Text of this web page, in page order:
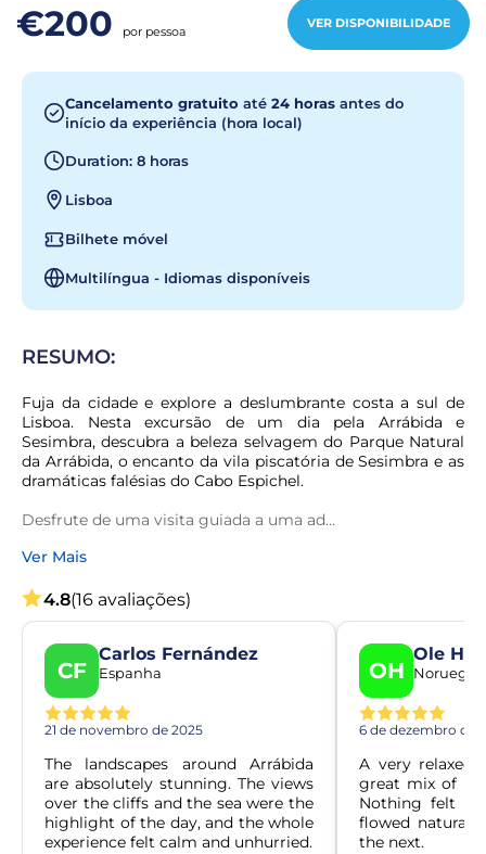
€200 por pessoa
VER DISPONIBILIDADE
Cancelamento gratuito até 24 horas antes do
início da experiência (hora local)
Duration: 8 horas
Lisboa
Bilhete móvel
Multilíngua - Idiomas disponíveis
RESUMO:
Fuja da cidade e explore a deslumbrante costa a sul de
Lisboa. Nesta excursão de um dia pela Arrábida e
Sesimbra, descubra a beleza selvagem do Parque Natural
da Arrábida, o encanto da vila piscatória de Sesimbra e as
dramáticas falésias do Cabo Espichel.
Desfrute de uma visita guiada a uma ad...
Ver Mais
4.8(16 avaliações)
CF
Carlos Fernández
Espanha
21 de novembro de 2025
The landscapes around Arrábida
are absolutely stunning. The views
over the cliffs and the sea were the
highlight of the day, and the whole
experience felt calm and unhurried.
OH
Ole
Noruega
6 de dezembro de
A very relaxed
great mix of
Nothing felt
flowed
the next.